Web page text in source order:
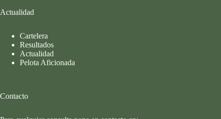
Actualidad
Cartelera
Resultados
Actualidad
Pelota Aficionada
Contacto